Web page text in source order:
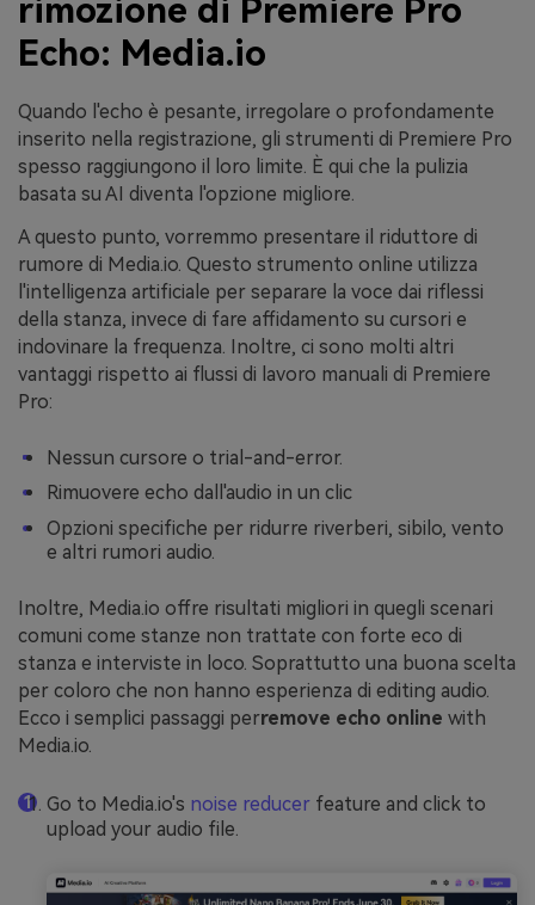
rimozione di Premiere Pro
Echo: Media.io
Quando l'echo è pesante, irregolare o profondamente
inserito nella registrazione, gli strumenti di Premiere Pro
spesso raggiungono il loro limite. È qui che la pulizia
basata su AI diventa l'opzione migliore.
A questo punto, vorremmo presentare il riduttore di
rumore di Media.io. Questo strumento online utilizza
l'intelligenza artificiale per separare la voce dai riflessi
della stanza, invece di fare affidamento su cursori e
indovinare la frequenza. Inoltre, ci sono molti altri
vantaggi rispetto ai flussi di lavoro manuali di Premiere
Pro:
Nessun cursore o trial-and-error.
Rimuovere echo dall'audio in un clic
Opzioni specifiche per ridurre riverberi, sibilo, vento
e altri rumori audio.
Inoltre, Media.io offre risultati migliori in quegli scenari
comuni come stanze non trattate con forte eco di
stanza e interviste in loco. Soprattutto una buona scelta
per coloro che non hanno esperienza di editing audio.
Ecco i semplici passaggi perremove echo online with
Media.io.
Go to Media.io's noise reducer feature and click to
upload your audio file.